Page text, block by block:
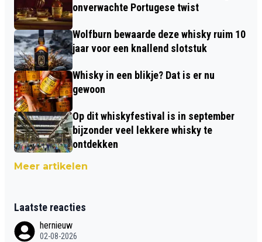
onverwachte Portugese twist
Wolfburn bewaarde deze whisky ruim 10
jaar voor een knallend slotstuk
Whisky in een blikje? Dat is er nu
gewoon
Op dit whiskyfestival is in september
bijzonder veel lekkere whisky te
ontdekken
Meer artikelen
Laatste reacties
hernieuw
02-08-2026